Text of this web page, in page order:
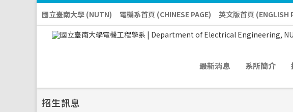
國立臺南大學 (NUTN) 電機系首頁 (CHINESE PAGE) 英文版首頁 (ENGLISH
最新消息 系所簡介
招生訊息